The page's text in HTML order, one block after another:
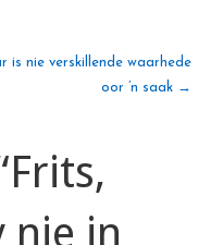
is nie verskillende waarhede
oor ’n saak →
nie in